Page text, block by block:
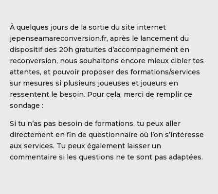
DE HANDBALL
À quelques jours de la sortie du site internet
jepenseamareconversion.fr, après le lancement du
dispositif des 20h gratuites d’accompagnement en
reconversion, nous souhaitons encore mieux cibler tes
attentes, et pouvoir proposer des formations/services
sur mesures si plusieurs joueuses et joueurs en
ressentent le besoin. Pour cela, merci de remplir ce
sondage :
Si tu n’as pas besoin de formations, tu peux aller
directement en fin de questionnaire où l’on s’intéresse
aux services. Tu peux également laisser un
commentaire si les questions ne te sont pas adaptées.